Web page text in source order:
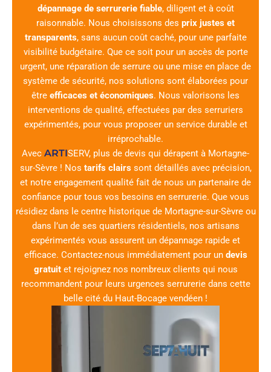
dépannage de serrurerie fiable, diligent et à coût
raisonnable. Nous choisissons des prix justes et
transparents, sans aucun coût caché, pour une parfaite
visibilité budgétaire. Que ce soit pour un accès de porte
urgent, une réparation de serrure ou une mise en place de
système de sécurité, nos solutions sont élaborées pour
être efficaces et économiques. Nous valorisons les
interventions de qualité, effectuées par des serruriers
expérimentés, pour vous proposer un service durable et
irréprochable.
Avec ARTISERV, plus de devis qui dérapent à Mortagne-
sur-Sèvre ! Nos tarifs clairssont détaillés avec précision,
et notre engagement qualité fait de nous un partenaire de
confiance pour tous vos besoins en serrurerie. Que vous
résidiez dans le centre historique de Mortagne-sur-Sèvre ou
dans l’un de ses quartiers résidentiels, nos artisans
expérimentés vous assurent un dépannage rapide et
efficace. Contactez-nous immédiatement pour un devis
gratuitet rejoignez nos nombreux clients qui nous
recommandent pour leurs urgences serrurerie dans cette
belle cité du Haut-Bocage vendéen !